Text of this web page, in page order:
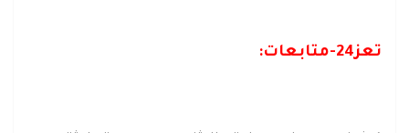
تعز24-متابعات: